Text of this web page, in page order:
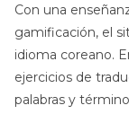
Con una
gamificación, el
idioma coreano.
ejercicios de
palabras y